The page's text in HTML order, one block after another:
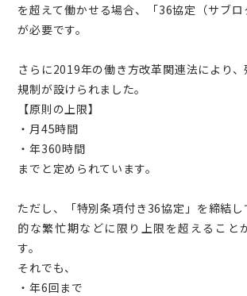
を超えて働かせる場合、「36協定（サブ
が必要です。
さらに2019年の働き方改革関連法により
規制が設けられました。
【原則の上限】
・月45時間
・年360時間
までと定められています。
ただし、「特別条項付き36協定」を締結
的な繁忙期などに限り上限を超えること
す。
それでも、
・年6回まで